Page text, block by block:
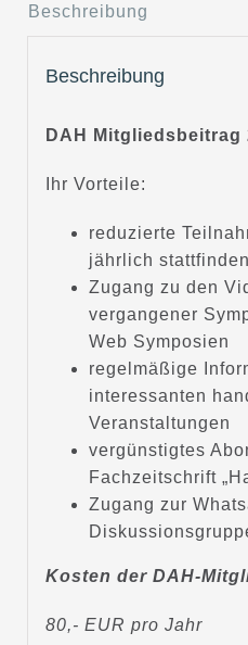
Beschreibung
Beschreibung
DAH Mitgliedsbeitrag
Ihr Vorteile:
reduzierte
jährlich
Zugang zu den
vergangener
Web Symposien
regelmäßige
interessanten
Veranstaltungen
vergünstigtes
Fachzeitschrift
Zugang zur
Kosten der DAH-
80,- EUR pro Jahr